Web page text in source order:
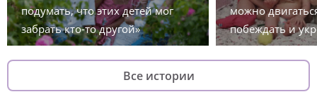
подумать, что этих детей мог
забрать кто-то другой»
можно
побеждать и
Все истории